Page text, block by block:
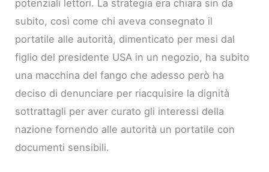
potenziali lettori. La strategia era chiara sin da
subito, così come chi aveva consegnato il
portatile alle autorità, dimenticato per mesi dal
figlio del presidente USA in un negozio, ha subito
una macchina del fango che adesso però ha
deciso di denunciare per riacquisire la dignità
sottrattagli per aver curato gli interessi della
nazione fornendo alle autorità un portatile con
documenti sensibili.